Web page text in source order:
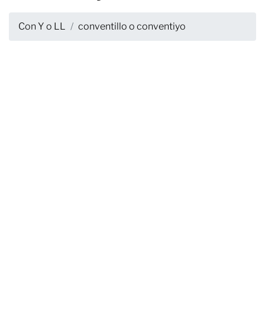
Con Y o LL conventillo o conventiyo